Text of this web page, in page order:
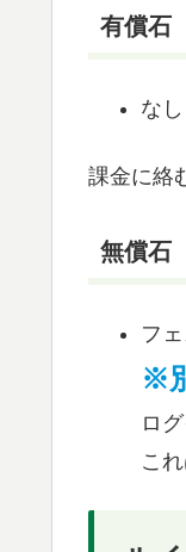
有償石
なし
課金に絡
無償石
フ
※
ロ
こ